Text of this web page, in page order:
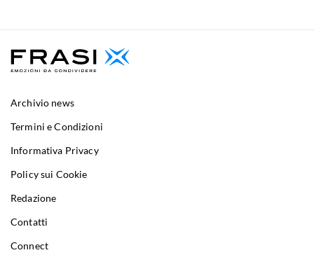
Archivio news
Termini e Condizioni
Informativa Privacy
Policy sui Cookie
Redazione
Contatti
Connect